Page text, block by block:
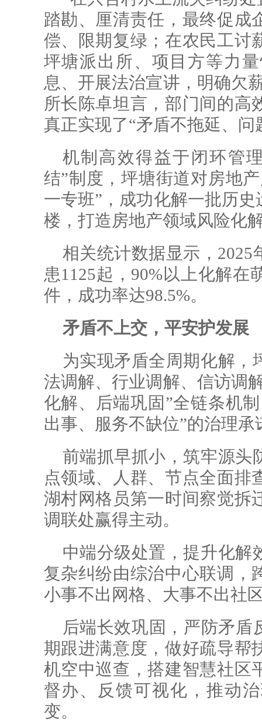
踏勘、厘清责任，最终促成
偿、限期复绿；在农民工讨
坪塘派出所、项目方等力
息、开展法治宣讲，明确
所长陈卓坦言，部门间的高
真正实现了“矛盾不拖延、问
机制高效得益于闭环管
结”制度，坪塘街道对房地
一专班”，成功化解一批历
楼，打造房地产领域风险化
相关统计数据显示，
患1125起，90%以上化解在
件，成功率达98.5%。
矛盾不上交，平安护发展
为实现矛盾全周期化解，
法调解、行业调解、信访调
化解、后端巩固”全链条机
出事、服务不缺位”的治理承
前端抓早抓小，筑牢源头
点领域、人群、节点全面排
湖村网格员第一时间察觉拆
调联处赢得主动。
中端分级处置，提升化解
复杂纠纷由综治中心联调，
小事不出网格、大事不出社
后端长效巩固，严防矛盾
期跟进满意度，做好疏导帮
机空中巡查，搭建智慧社区
督办、反馈可视化，推动
变。